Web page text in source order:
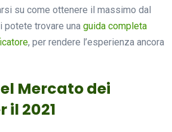
su come ottenere il massimo dal
potete trovare una guida completa
, per rendere l’esperienza ancora
Mercato dei
il 2021